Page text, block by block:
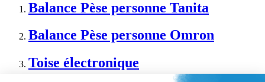
Balance Pèse personne Tanita
Balance Pèse personne Omron
Toise électronique